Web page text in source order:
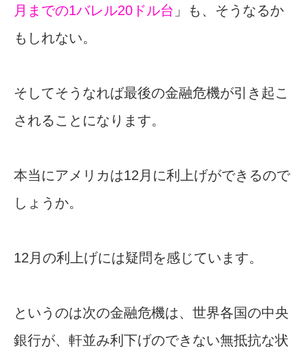
月までの1バレル20ドル台 」も、そうなるか
もしれない。
そしてそうなれば最後の金融危機が引き起こ
されることになります。
本当にアメリカは12月に利上げができるので
しょうか。
12月の利上げには疑問を感じています。
というのは次の金融危機は、世界各国の中央
銀行が、軒並み利下げのできない無抵抗な状